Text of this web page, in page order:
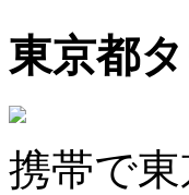
東京都
携帯で